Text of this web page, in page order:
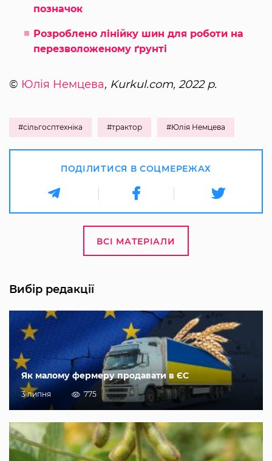
позначок
Розроблено лінійку шин для роботи на
перезволоженому ґрунті
© Юлія Немцева, Kurkul.com, 2022 р.
#сільгосптехніка #трактор #Юлія Немцева
ПОДІЛИТИСЯ В СОЦМЕРЕЖАХ
ВСІ МАТЕРІАЛИ
Вибір редакції
Як малому фермеру продавати в ЄС
3 липня 775